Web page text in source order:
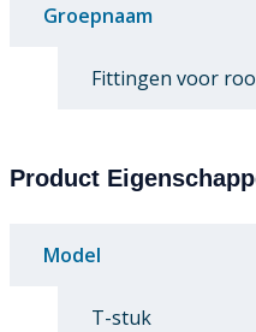
Groepnaam
Fittingen voor
Product
Model
T-stuk